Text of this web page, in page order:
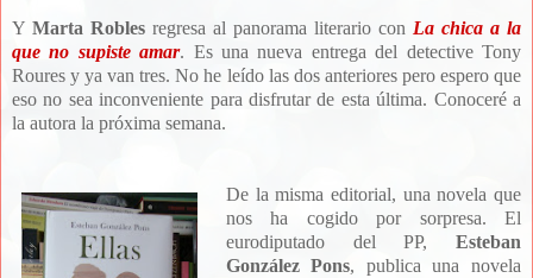
Y Marta Robles regresa al panorama literario con La chica a la
que no supiste amar. Es una nueva entrega del detective Tony
Roures y ya van tres. No he leído las dos anteriores pero espero que
eso no sea inconveniente para disfrutar de esta última. Conoceré a
la autora la próxima semana.
De la misma editorial, una novela que
nos ha cogido por sorpresa. El
eurodiputado del PP, Esteban
González Pons, publica una novela